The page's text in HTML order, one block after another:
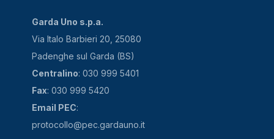
Garda Uno s.p.a.
Via Italo Barbieri 20, 25080
Padenghe sul Garda (BS)
Centralino: 030 999 5401
Fax: 030 999 5420
Email PEC:
protocollo@pec.gardauno.it